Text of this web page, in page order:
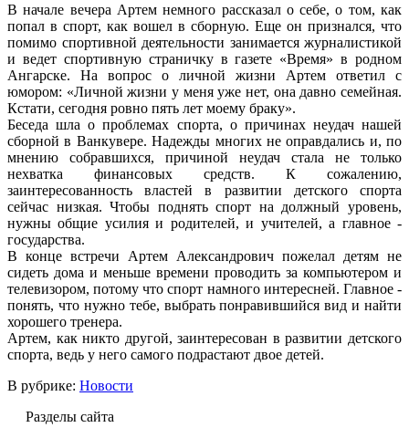
В начале вечера Артем немного рассказал о себе, о том, как
попал в спорт, как вошел в сборную. Еще он признался, что
помимо спортивной деятельности занимается журналистикой
и ведет спортивную страничку в газете «Время» в родном
Ангарске. На вопрос о личной жизни Артем ответил с
юмором: «Личной жизни у меня уже нет, она давно семейная.
Кстати, сегодня ровно пять лет моему браку».
Беседа шла о проблемах спорта, о причинах неудач нашей
сборной в Ванкувере. Надежды многих не оправдались и, по
мнению собравшихся, причиной неудач стала не только
нехватка финансовых средств. К сожалению,
заинтересованность властей в развитии детского спорта
сейчас низкая. Чтобы поднять спорт на должный уровень,
нужны общие усилия и родителей, и учителей, а главное -
государства.
В конце встречи Артем Александрович пожелал детям не
сидеть дома и меньше времени проводить за компьютером и
телевизором, потому что спорт намного интересней. Главное -
понять, что нужно тебе, выбрать понравившийся вид и найти
хорошего тренера.
Артем, как никто другой, заинтересован в развитии детского
спорта, ведь у него самого подрастают двое детей.
В рубрике: Новости
Разделы сайта